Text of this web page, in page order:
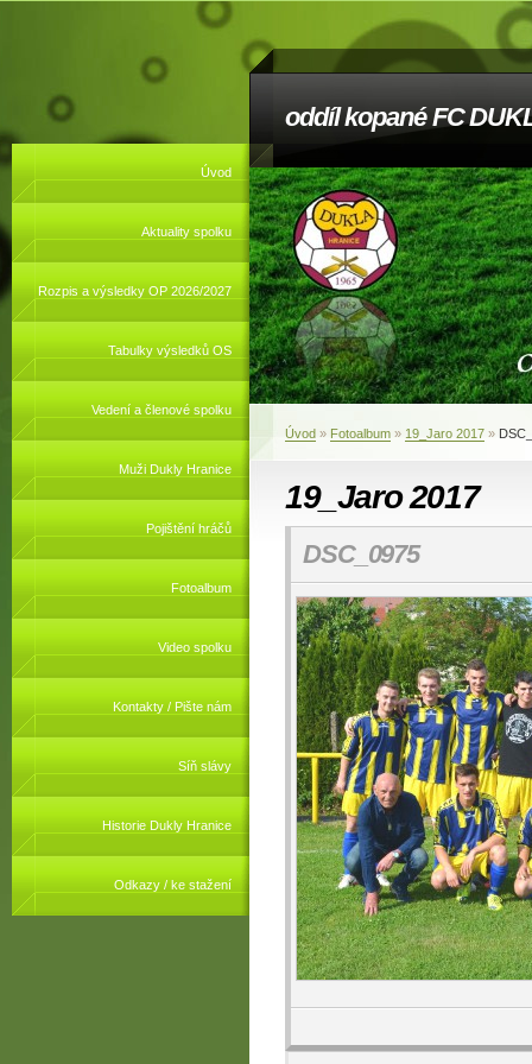
oddíl kopané FC
Úvod
Aktuality spolku
Rozpis a výsledky OP 2026/2027
Tabulky výsledků OS
Vedení a členové spolku
Muži Dukly Hranice
Pojištění hráčů
Fotoalbum
Video spolku
Kontakty / Pište nám
Síň slávy
Historie Dukly Hranice
Odkazy / ke stažení
Úvod » Fotoalbum » 19_Jaro 2017 »
19_Jaro 2017
DSC_0975